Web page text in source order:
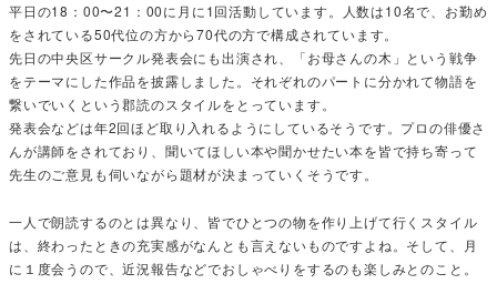
平日の18：00〜21：00に月に1回活動しています。人数は10名で、お勤め
をされている50代位の方から70代の方で構成されています。
先日の中央区サークル発表会にも出演され、「お母さんの木」という戦争
をテーマにした作品を披露しました。それぞれのパートに分かれて物語を
繋いでいくという郡読のスタイルをとっています。
発表会などは年2回ほど取り入れるようにしているそうです。プロの俳優さ
んが講師をされており、聞いてほしい本や聞かせたい本を皆で持ち寄って
先生のご意見も伺いながら題材が決まっていくそうです。
一人で朗読するのとは異なり、皆でひとつの物を作り上げて行くスタイル
は、終わったときの充実感がなんとも言えないものですよね。そして、月
に１度会うので、近況報告などでおしゃべりをするのも楽しみとのこと。